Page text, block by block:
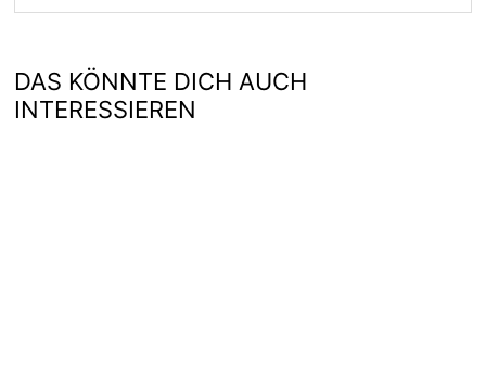
DAS KÖNNTE DICH AUCH
INTERESSIEREN